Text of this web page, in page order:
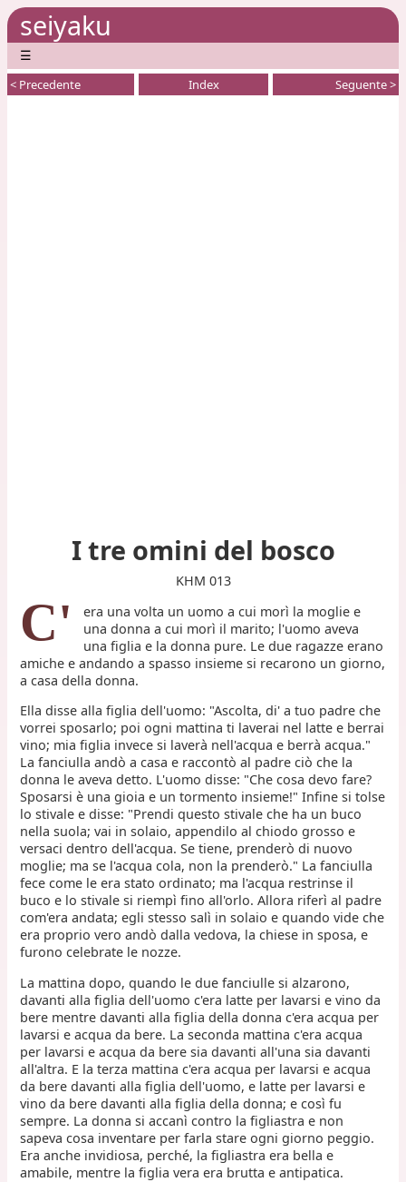
seiyaku
☰
< Precedente Index Seguente >
I tre omini del bosco
KHM 013
C'
era una volta un uomo a cui morì la moglie e
una donna a cui morì il marito; l'uomo aveva
una figlia e la donna pure. Le due ragazze erano
amiche e andando a spasso insieme si recarono un giorno,
a casa della donna.
Ella disse alla figlia dell'uomo: "Ascolta, di' a tuo padre che
vorrei sposarlo; poi ogni mattina ti laverai nel latte e berrai
vino; mia figlia invece si laverà nell'acqua e berrà acqua."
La fanciulla andò a casa e raccontò al padre ciò che la
donna le aveva detto. L'uomo disse: "Che cosa devo fare?
Sposarsi è una gioia e un tormento insieme!" Infine si tolse
lo stivale e disse: "Prendi questo stivale che ha un buco
nella suola; vai in solaio, appendilo al chiodo grosso e
versaci dentro dell'acqua. Se tiene, prenderò di nuovo
moglie; ma se l'acqua cola, non la prenderò." La fanciulla
fece come le era stato ordinato; ma l'acqua restrinse il
buco e lo stivale si riempì fino all'orlo. Allora riferì al padre
com'era andata; egli stesso salì in solaio e quando vide che
era proprio vero andò dalla vedova, la chiese in sposa, e
furono celebrate le nozze.
La mattina dopo, quando le due fanciulle si alzarono,
davanti alla figlia dell'uomo c'era latte per lavarsi e vino da
bere mentre davanti alla figlia della donna c'era acqua per
lavarsi e acqua da bere. La seconda mattina c'era acqua
per lavarsi e acqua da bere sia davanti all'una sia davanti
all'altra. E la terza mattina c'era acqua per lavarsi e acqua
da bere davanti alla figlia dell'uomo, e latte per lavarsi e
vino da bere davanti alla figlia della donna; e così fu
sempre. La donna si accanì contro la figliastra e non
sapeva cosa inventare per farla stare ogni giorno peggio.
Era anche invidiosa, perché, la figliastra era bella e
amabile, mentre la figlia vera era brutta e antipatica.